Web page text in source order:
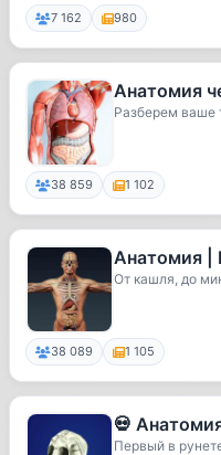
7 162 980
Анатомия
Разберем ваше
38 859 1 102
Анатомия |
От кашля, до
38 089 1 105
💀
Первый в